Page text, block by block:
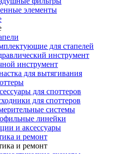
элементы
для стапелей
инструмент
инструмент
для вытягивания
для споттеров
для споттеров
системы
линейки
и аксессуары
и ремонт
и ремонт